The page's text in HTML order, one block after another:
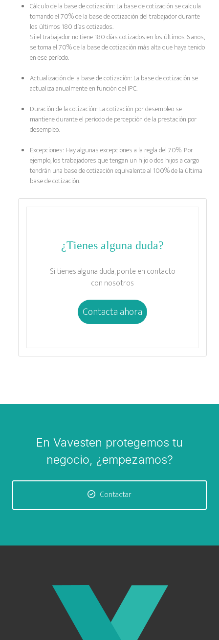
Cálculo de la base de cotización: La base de cotización se calcula
tomando el 70% de la base de cotización del trabajador durante
los últimos 180 días cotizados.
Si el trabajador no tiene 180 días cotizados en los últimos 6 años,
se toma el 70% de la base de cotización más alta que haya tenido
en ese período.
Actualización de la base de cotización: La base de cotización se
actualiza anualmente en función del IPC.
Duración de la cotización: La cotización por desempleo se
mantiene durante el período de percepción de la prestación por
desempleo.
Excepciones: Hay algunas excepciones a la regla del 70%. Por
ejemplo, los trabajadores que tengan un hijo o dos hijos a cargo
tendrán una base de cotización equivalente al 100% de la última
base de cotización.
¿Tienes alguna duda?
Si tienes alguna duda, ponte en contacto
con nosotros
Contacta ahora
En Vavesten protegemos tu
negocio, ¿empezamos?
Contactar